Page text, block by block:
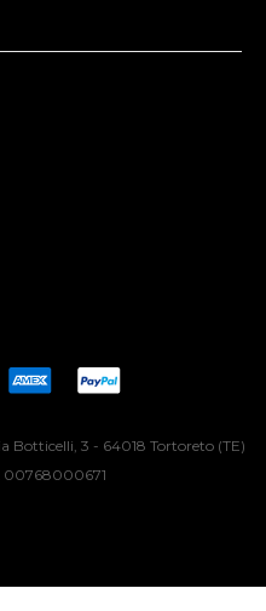
Botticelli, 3 - 64018 Tortoreto (TE)
00768000671